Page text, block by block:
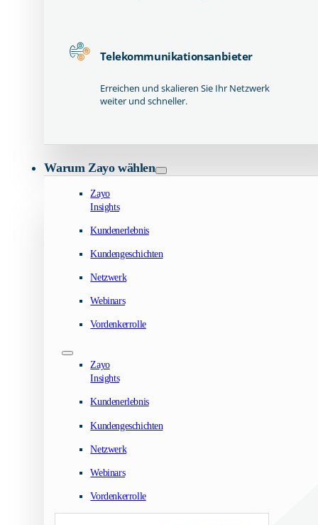
Telekommunikationsanbieter
Erreichen und skalieren Sie Ihr Netzwerk
weiter und schneller.
Warum Zayo wählen
Zayo
Insights
Kundenerlebnis
Kundengeschichten
Netzwerk
Webinars
Vordenkerrolle
Zayo
Insights
Kundenerlebnis
Kundengeschichten
Netzwerk
Webinars
Vordenkerrolle